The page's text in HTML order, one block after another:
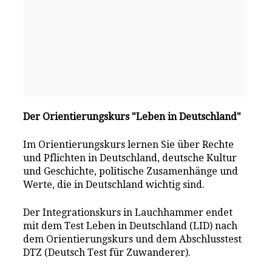
Der Orientierungskurs "Leben in Deutschland"
Im Orientierungskurs lernen Sie über Rechte
und Pflichten in Deutschland, deutsche Kultur
und Geschichte, politische Zusamenhänge und
Werte, die in Deutschland wichtig sind.
Der Integrationskurs in Lauchhammer endet
mit dem Test Leben in Deutschland (LID) nach
dem Orientierungskurs und dem Abschlusstest
DTZ (Deutsch Test für Zuwanderer).